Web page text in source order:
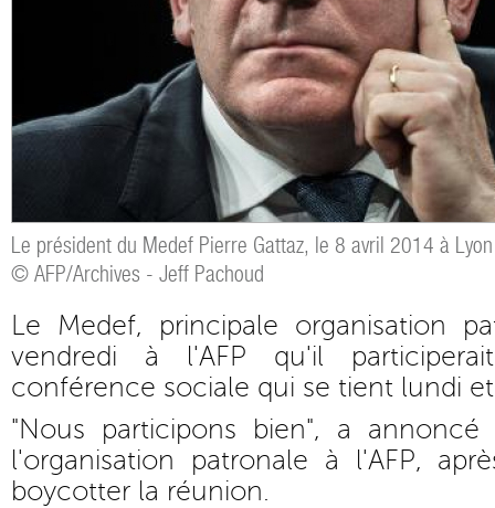
Le président du Medef Pierre Gattaz, le 8 avril 2014 à Lyon
© AFP/Archives - Jeff Pachoud
Le Medef, principale organisation
vendredi à l'AFP qu'il
conférence sociale qui se tient lundi
"Nous participons bien", a
l'organisation patronale à l'AFP,
boycotter la réunion.